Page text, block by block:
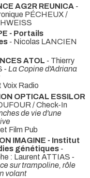
AG2R REUNICA -
PÉCHEUX /
- Portails
- Nicolas LANCIEN
ATOL - Thierry
- La Copine d'Adriana
Voix Radio
OPTICAL ESSILOR
/ Check-In
de vie d'une
Film Pub
IMAGINE - Institut
génétiques -
: Laurent ATTIAS -
sur trampoline, rôle
volant